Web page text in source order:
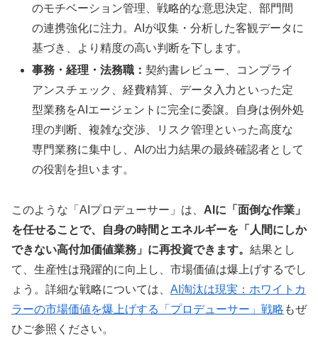
のモチベーション管理、戦略的な意思決定、部門間
の連携強化に注力。AIが収集・分析した客観データに
基づき、より精度の高い判断を下します。
事務・経理・法務職：契約書レビュー、コンプライ
アンスチェック、経費精算、データ入力といった定
型業務をAIエージェントに完全に委譲。自身は例外処
理の判断、複雑な交渉、リスク管理といった高度な
専門業務に集中し、AIの出力結果の最終確認者として
の役割を担います。
このような「AIプロデューサー」は、 AIに「面倒な作業」
を任せることで、自身の時間とエネルギーを「人間にしか
できない高付加価値業務」に再投資できます。 結果とし
て、生産性は飛躍的に向上し、市場価値は爆上げするでし
ょう。詳細な戦略については、 AI淘汰は現実：ホワイトカ
ラーの市場価値を爆上げする「プロデューサー」戦略 もぜ
ひご参照ください。